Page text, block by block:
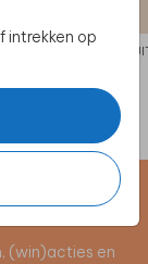
intrekken op
(win)acties en